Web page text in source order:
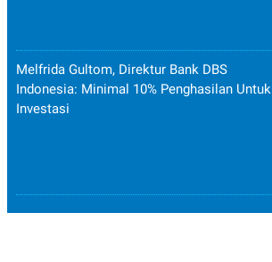
Melfrida Gultom, Direktur Bank DBS
Indonesia: Minimal 10% Penghasilan Untuk
Investasi